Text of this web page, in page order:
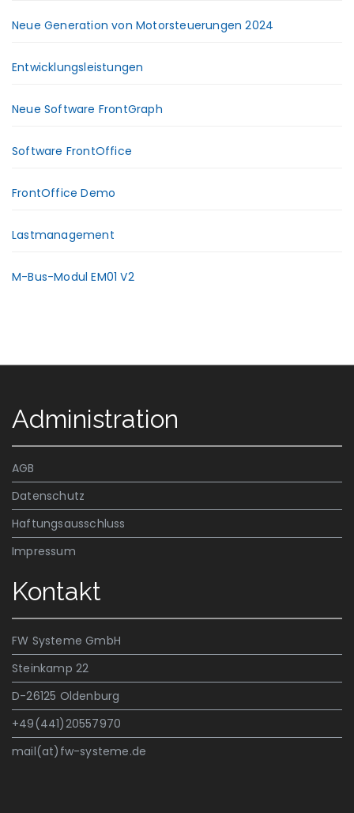
Neue Generation von Motorsteuerungen 2024
Entwicklungsleistungen
Neue Software FrontGraph
Software FrontOffice
FrontOffice Demo
Lastmanagement
M-Bus-Modul EM01 V2
Administration
AGB
Datenschutz
Haftungsausschluss
Impressum
Kontakt
FW Systeme GmbH
Steinkamp 22
D-26125 Oldenburg
+49(441)20557970
mail(at)fw-systeme.de